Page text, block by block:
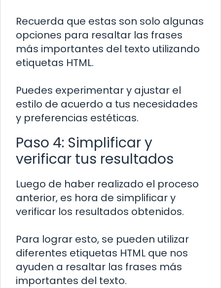
Recuerda que estas son solo algunas
opciones para resaltar las frases
más importantes del texto utilizando
etiquetas HTML.
Puedes experimentar y ajustar el
estilo de acuerdo a tus necesidades
y preferencias estéticas.
Paso 4: Simplificar y
verificar tus resultados
Luego de haber realizado el proceso
anterior, es hora de simplificar y
verificar los resultados obtenidos.
Para lograr esto, se pueden utilizar
diferentes etiquetas HTML que nos
ayuden a resaltar las frases más
importantes del texto.